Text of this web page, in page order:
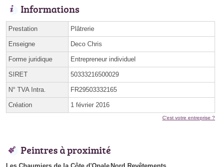
Informations
Prestation Plâtrerie
Enseigne Deco Chris
Forme juridique Entrepreneur individuel
SIRET 50333216500029
N° TVA Intra. FR29503332165
Création 1 février 2016
C'est votre entreprise ?
Peintres à proximité